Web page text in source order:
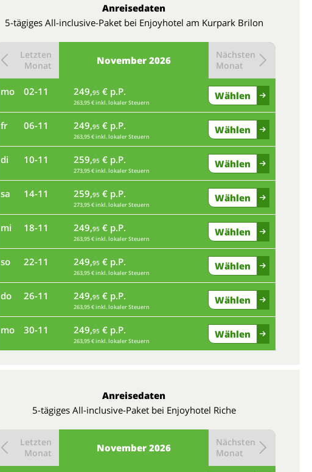
Anreisedaten
5-tägiges All-inclusive-Paket bei Enjoyhotel am Kurpark Brilon
November 2026
Letzten
Monat
Nächsten
Monat
mo 02-11 249,95 € p.P.
263,95 € inkl. lokaler Steuern
Wählen
fr 06-11 249,95 € p.P.
263,95 € inkl. lokaler Steuern
Wählen
di 10-11 259,95 € p.P.
273,95 € inkl. lokaler Steuern
Wählen
sa 14-11 259,95 € p.P.
273,95 € inkl. lokaler Steuern
Wählen
mi 18-11 249,95 € p.P.
263,95 € inkl. lokaler Steuern
Wählen
so 22-11 249,95 € p.P.
263,95 € inkl. lokaler Steuern
Wählen
do 26-11 249,95 € p.P.
263,95 € inkl. lokaler Steuern
Wählen
mo 30-11 249,95 € p.P.
263,95 € inkl. lokaler Steuern
Wählen
Anreisedaten
5-tägiges All-inclusive-Paket bei Enjoyhotel Riche
November 2026
Letzten
Monat
Nächsten
Monat